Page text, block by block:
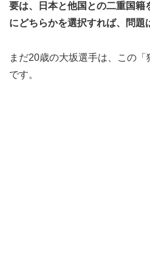
要は、日本と他国との二重国籍
にどちらかを選択すれば、問題
まだ20歳の大坂選手は、この
です。